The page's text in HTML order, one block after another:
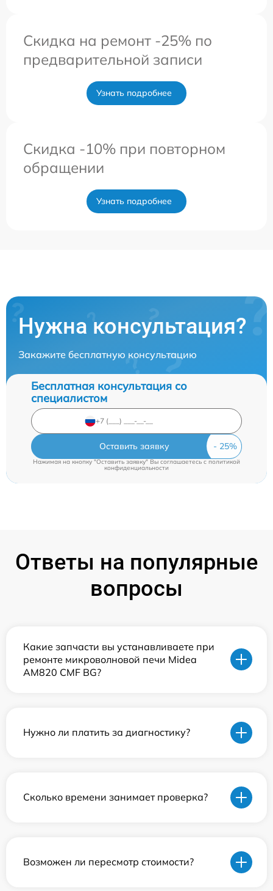
Скидка на ремонт -25% по
предварительной записи
Узнать подробнее
Скидка -10% при повторном
обращении
Узнать подробнее
Нужна консультация?
Закажите бесплатную консультацию
Бесплатная консультация со
специалистом
Оставить заявку
Нажимая на кнопку "Оставить заявку" Вы соглашаетесь cполитикой
конфиденциальности
Ответы на популярные
вопросы
Какие запчасти вы устанавливаете при
ремонте микроволновой печи Midea
AM820 CMF BG?
Нужно ли платить за диагностику?
Сколько времени занимает проверка?
Возможен ли пересмотр стоимости?